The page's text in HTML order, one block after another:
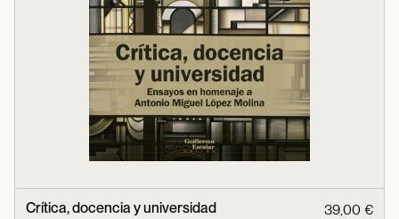
Crítica, docencia y universidad 39,00 €